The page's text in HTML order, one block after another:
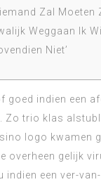
Zal Moeten
Weggaan Ik
Niet’
goed indien een
Zo trio klas
logo kwamen
overheen gelijk
indien een ver-